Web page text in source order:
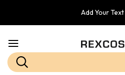
Add Your